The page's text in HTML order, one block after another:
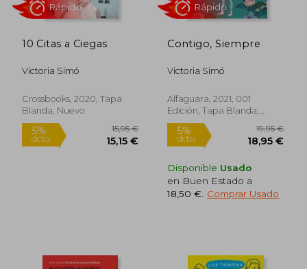
10 Citas a Ciegas
Victoria Simó
Crossbooks, 2020, Tapa
Blanda, Nuevo
Contigo, Siempre
Victoria Simó
Alfaguara, 2021, 001
Edición, Tapa Blanda,
Nuevo
Disponible Usado
en Buen Estado a
18,50 € Comprar Usado